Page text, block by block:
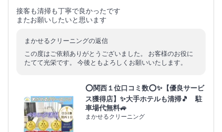
接客も清掃も丁寧で良かったです
またお願いしたいと思います
まかせるクリーニングの返信
この度はご依頼ありがとうございました。 お客様のお役に
たてて光栄です。 今後ともよろしくお願いいたします。
⭕関西１位口コミ数⭕✨【優良サービ
ス獲得店】✨大手ホテルも清掃🎵 駐
車場代無料🚙
まかせるクリーニング